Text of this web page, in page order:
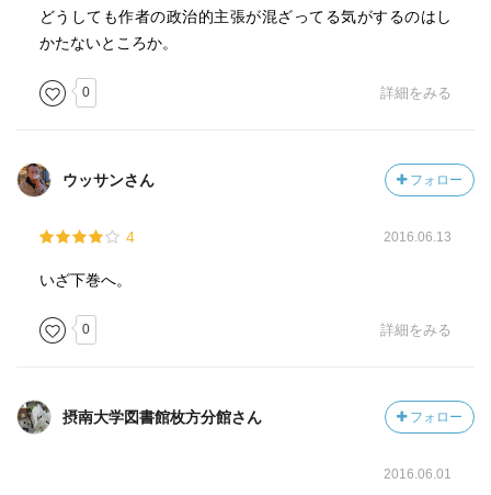
どうしても作者の政治的主張が混ざってる気がするのはし
かたないところか。
0 詳細をみる
ウッサンさん フォロー
4 2016.06.13
いざ下巻へ。
0 詳細をみる
摂南大学図書館枚方分館さん フォロー
2016.06.01